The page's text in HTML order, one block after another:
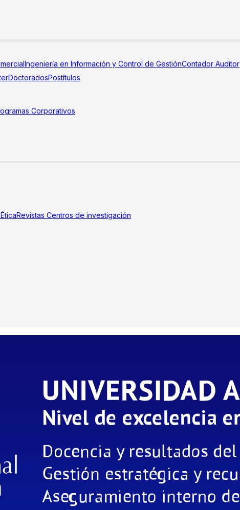
Ingeniería en Información y Control de GestiónContador Auditor
DoctoradosPostítulos
Corporativos
Revistas Centros de investigación